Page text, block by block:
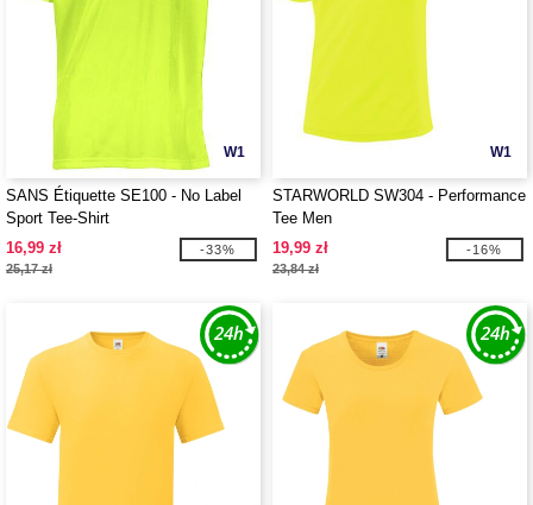
W1
SANS Étiquette SE100 - No Label
Sport Tee-Shirt
16,99 zł
25,17 zł
-33%
W1
STARWORLD SW304 - Performance
Tee Men
19,99 zł
23,84 zł
-16%